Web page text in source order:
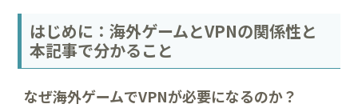
はじめに：海外ゲームとVPNの関係性と
本記事で分かること
なぜ海外ゲームでVPNが必要になるのか？